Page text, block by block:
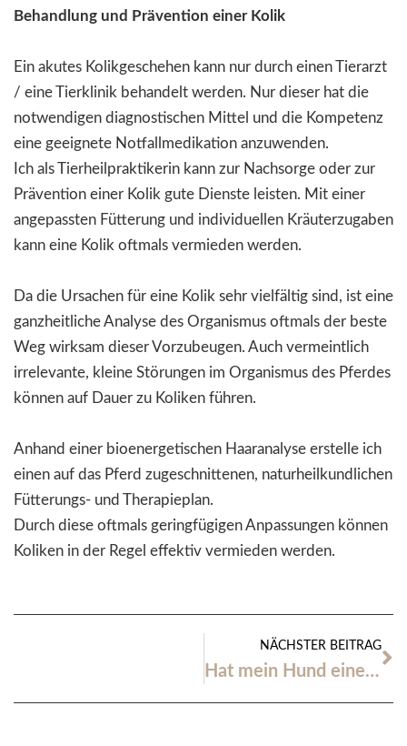
Behandlung und Prävention einer Kolik
Ein akutes Kolikgeschehen kann nur durch einen Tierarzt
/ eine Tierklinik behandelt werden. Nur dieser hat die
notwendigen diagnostischen Mittel und die Kompetenz
eine geeignete Notfallmedikation anzuwenden.
Ich als Tierheilpraktikerin kann zur Nachsorge oder zur
Prävention einer Kolik gute Dienste leisten. Mit einer
angepassten Fütterung und individuellen Kräuterzugaben
kann eine Kolik oftmals vermieden werden.
Da die Ursachen für eine Kolik sehr vielfältig sind, ist eine
ganzheitliche Analyse des Organismus oftmals der beste
Weg wirksam dieser Vorzubeugen. Auch vermeintlich
irrelevante, kleine Störungen im Organismus des Pferdes
können auf Dauer zu Koliken führen.
Anhand einer bioenergetischen Haaranalyse erstelle ich
einen auf das Pferd zugeschnittenen, naturheilkundlichen
Fütterungs- und Therapieplan.
Durch diese oftmals geringfügigen Anpassungen können
Koliken in der Regel effektiv vermieden werden.
NÄCHSTER BEITRAG
Hat mein Hund eine Allergie? Was ist zu tun?